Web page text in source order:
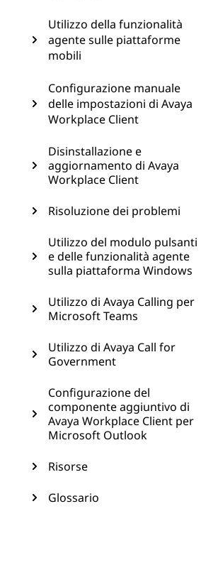
Utilizzo della funzionalità
agente sulle piattaforme
mobili
Configurazione manuale
delle impostazioni di Avaya
Workplace Client
Disinstallazione e
aggiornamento di Avaya
Workplace Client
Risoluzione dei problemi
Utilizzo del modulo pulsanti
e delle funzionalità agente
sulla piattaforma Windows
Utilizzo di Avaya Calling per
Microsoft Teams
Utilizzo di Avaya Call for
Government
Configurazione del
componente aggiuntivo di
Avaya Workplace Client per
Microsoft Outlook
Risorse
Glossario